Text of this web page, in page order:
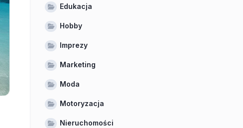
Edukacja
Hobby
Imprezy
Marketing
Moda
Motoryzacja
Nieruchomości